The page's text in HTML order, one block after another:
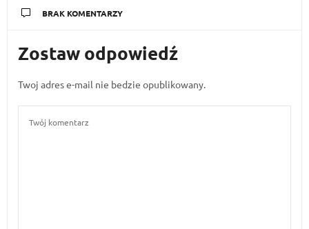
BRAK KOMENTARZY
Zostaw odpowiedź
Twoj adres e-mail nie bedzie opublikowany.